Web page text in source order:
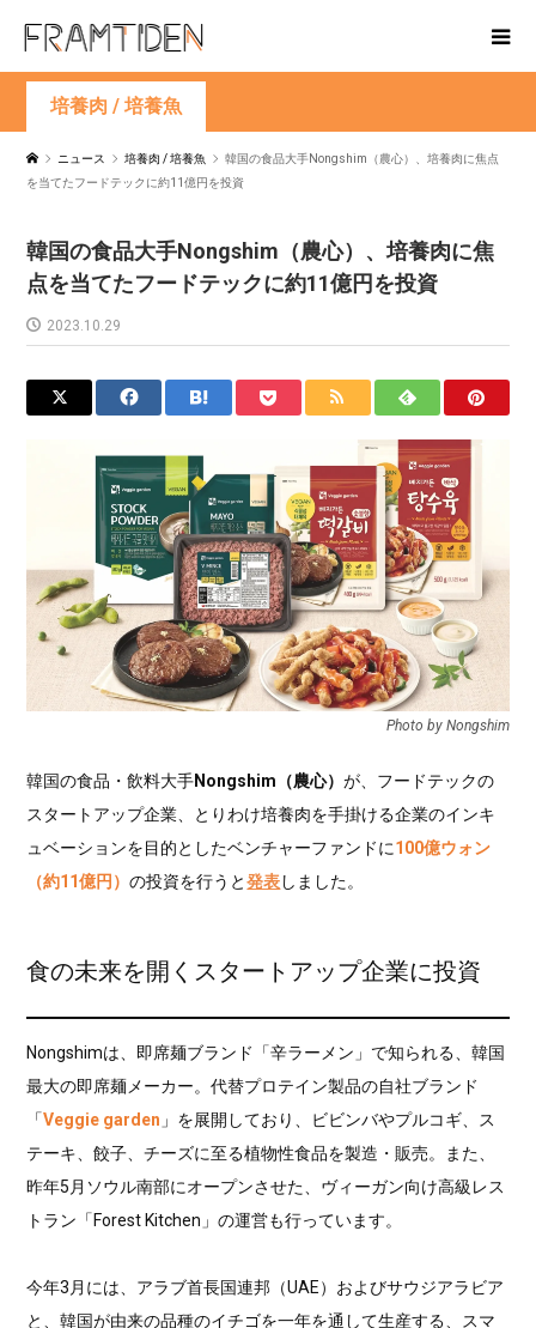
培養肉 / 培養魚
ニュース 培養肉 / 培養魚
韓国の食品大手Nongshim（農心）、培養肉に焦点
を当てたフードテックに約11億円を投資
韓国の食品大手Nongshim（農心）、培養肉に焦
点を当てたフードテックに約11億円を投資
2023.10.29
Photo by Nongshim
韓国の食品・飲料大手Nongshim（農心）が、フードテックの
スタートアップ企業、とりわけ培養肉を手掛ける企業のインキ
ュベーションを目的としたベンチャーファンドに100億ウォン
（約11億円）の投資を行うと発表しました。
食の未来を開くスタートアップ企業に投資
Nongshimは、即席麺ブランド「辛ラーメン」で知られる、韓国
最大の即席麺メーカー。代替プロテイン製品の自社ブランド
「Veggie garden 」を展開しており、ビビンバやプルコギ、ス
テーキ、餃子、チーズに至る植物性食品を製造・販売。また、
昨年5月ソウル南部にオープンさせた、ヴィーガン向け高級レス
トラン「Forest Kitchen」の運営も行っています。
今年3月には、アラブ首長国連邦（UAE）およびサウジアラビア
と、韓国が由来の品種のイチゴを一年を通して生産する、スマ